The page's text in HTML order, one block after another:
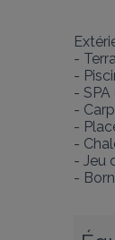
-
-
-
-
-
-
- Jeu
-